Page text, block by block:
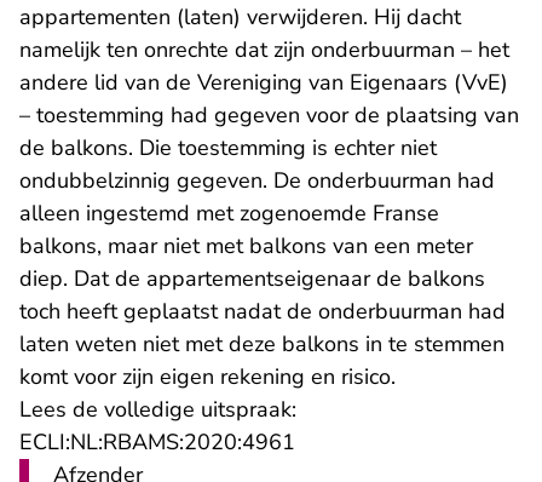
appartementen (laten) verwijderen. Hij dacht
namelijk ten onrechte dat zijn onderbuurman – het
andere lid van de Vereniging van Eigenaars (VvE)
– toestemming had gegeven voor de plaatsing van
de balkons. Die toestemming is echter niet
ondubbelzinnig gegeven. De onderbuurman had
alleen ingestemd met zogenoemde Franse
balkons, maar niet met balkons van een meter
diep. Dat de appartementseigenaar de balkons
toch heeft geplaatst nadat de onderbuurman had
laten weten niet met deze balkons in te stemmen
komt voor zijn eigen rekening en risico.
Lees de volledige uitspraak:
ECLI:NL:RBAMS:2020:4961
Afzender